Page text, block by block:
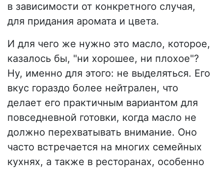
в зависимости от конкретного случая,
для придания аромата и цвета.
И для чего же нужно это масло, которое,
казалось бы, "ни хорошее, ни плохое"?
Ну, именно для этого: не выделяться. Его
вкус гораздо более нейтрален, что
делает его практичным вариантом для
повседневной готовки, когда масло не
должно перехватывать внимание. Оно
часто встречается на многих семейных
кухнях, а также в ресторанах, особенно